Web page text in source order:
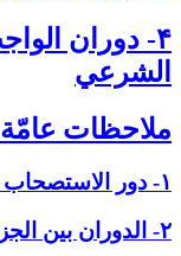
۴- دوران
الشرعي‏
ملاحظات عامّة
۱- دور الاستصحاب في هذا الدوران
۲- الدوران بين الجزئية والمانعية